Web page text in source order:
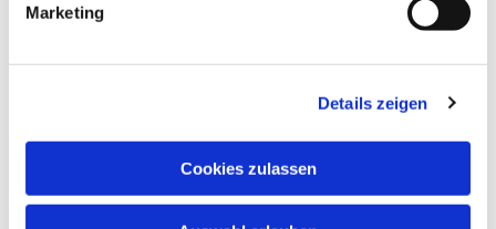
Marketing
Details zeigen
Cookies zulassen